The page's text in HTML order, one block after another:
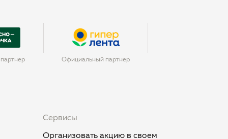
Официальный партнер
Сервисы
Организовать акцию в своем